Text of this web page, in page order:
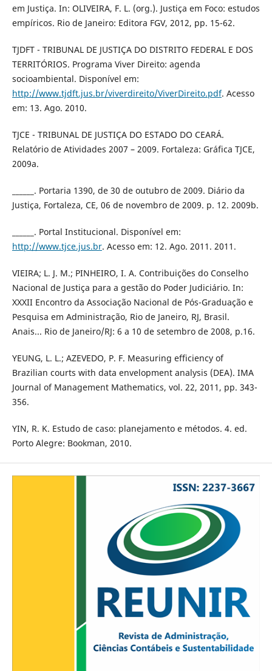
em Justiça. In: OLIVEIRA, F. L. (org.). Justiça em Foco: estudos
empíricos. Rio de Janeiro: Editora FGV, 2012, pp. 15-62.
TJDFT - TRIBUNAL DE JUSTIÇA DO DISTRITO FEDERAL E DOS
TERRITÓRIOS. Programa Viver Direito: agenda
socioambiental. Disponível em:
http://www.tjdft.jus.br/viverdireito/ViverDireito.pdf. Acesso
em: 13. Ago. 2010.
TJCE - TRIBUNAL DE JUSTIÇA DO ESTADO DO CEARÁ.
Relatório de Atividades 2007 – 2009. Fortaleza: Gráfica TJCE,
2009a.
______. Portaria 1390, de 30 de outubro de 2009. Diário da
Justiça, Fortaleza, CE, 06 de novembro de 2009. p. 12. 2009b.
______. Portal Institucional. Disponível em:
http://www.tjce.jus.br. Acesso em: 12. Ago. 2011. 2011.
VIEIRA; L. J. M.; PINHEIRO, I. A. Contribuições do Conselho
Nacional de Justiça para a gestão do Poder Judiciário. In:
XXXII Encontro da Associação Nacional de Pós-Graduação e
Pesquisa em Administração, Rio de Janeiro, RJ, Brasil.
Anais... Rio de Janeiro/RJ: 6 a 10 de setembro de 2008, p.16.
YEUNG, L. L.; AZEVEDO, P. F. Measuring efficiency of
Brazilian courts with data envelopment analysis (DEA). IMA
Journal of Management Mathematics, vol. 22, 2011, pp. 343-
356.
YIN, R. K. Estudo de caso: planejamento e métodos. 4. ed.
Porto Alegre: Bookman, 2010.